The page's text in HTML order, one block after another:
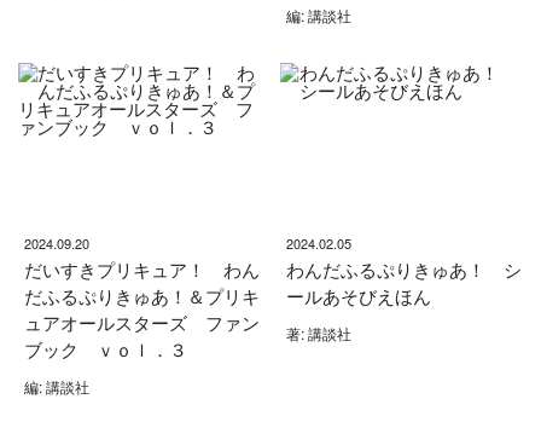
編: 講談社
2024.09.20
だいすきプリキュア！ わん
だふるぷりきゅあ！＆プリキ
ュアオールスターズ ファン
ブック ｖｏｌ．３
編: 講談社
2024.02.05
わんだふるぷりきゅあ！ シ
ールあそびえほん
著: 講談社